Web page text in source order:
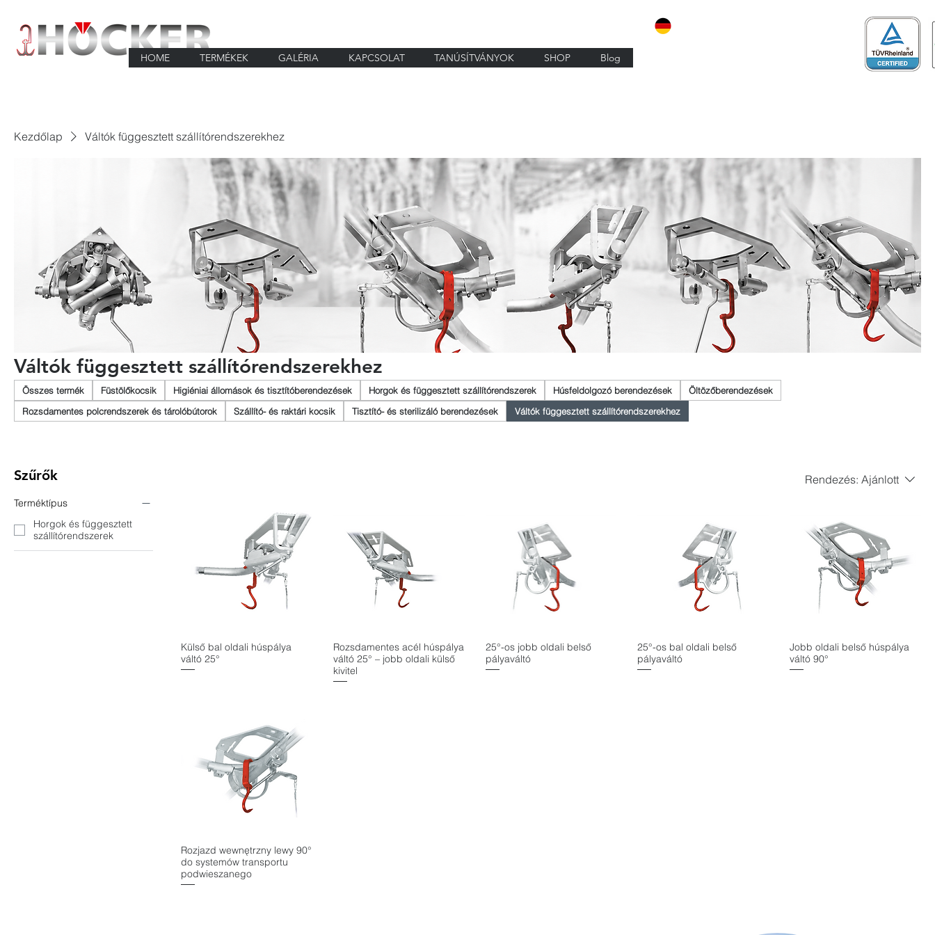
HOME TERMÉKEK GALÉRIA KAPCSOLAT TANÚSÍTVÁNYOK SHOP Blog
Kezdőlap Váltók függesztett szállítórendszerekhez
Váltók függesztett szállítórendszerekhez
Összes termék Füstölőkocsik Higiéniai állomások és tisztítóberendezések Horgok és függesztett szállítórendszerek Húsfeldolgozó berendezések
Öltözőberendezések
Rozsdamentes polcrendszerek és tárolóbútorok
Szállító- és raktári kocsik Tisztító- és sterilizáló berendezések Váltók függesztett szállítórendszerekhez
Szűrők
Terméktípus
Horgok és függesztett
szállítórendszerek
Rendezés: Ajánlott
Gyorsnézet
Külső bal oldali húspálya
váltó 25°
Gyorsnézet
Rozsdamentes acél húspálya
váltó 25° – jobb oldali külső
kivitel
Gyorsnézet
25°-os jobb oldali belső
pályaváltó
Gyorsnézet
25°-os bal oldali belső
pályaváltó
Gyorsnézet
Jobb oldali belső húspálya
váltó 90°
Gyorsnézet
Rozjazd wewnętrzny lewy 90°
do systemów transportu
podwieszanego